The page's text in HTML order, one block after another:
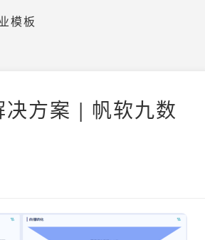
模板
方案 | 帆软九数